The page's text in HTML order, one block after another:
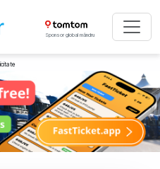
Sponsor global mândru